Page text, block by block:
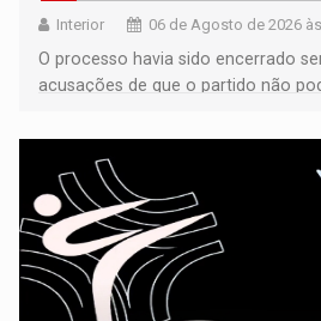
Interior 06 de Agosto de 2026
O processo havia sido encerrado
acusações de que o partido não